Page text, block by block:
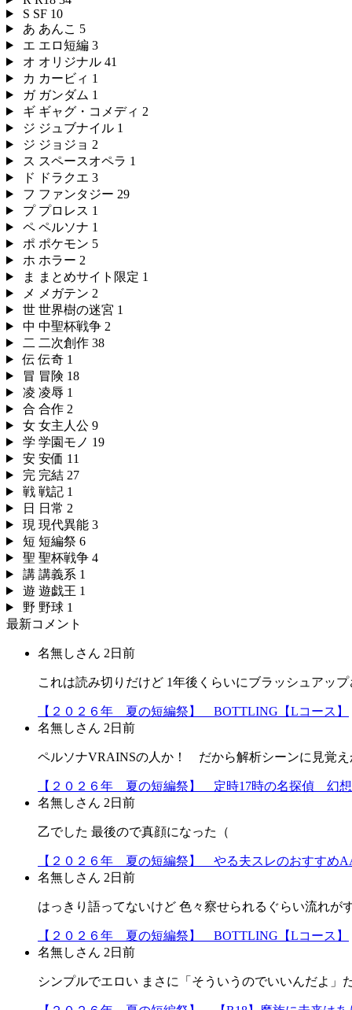
S SF 10
あ あんこ 5
エ エロ短編 3
オ オリジナル 41
カ カービィ 1
ガ ガンダム 1
ギ ギャグ・コメディ 2
ジ ジュブナイル 1
ジ ジョジョ 2
ス スペースオペラ 1
ド
ドラクエ 3
フ ファンタジー 29
プ プロレス 1
ペ ペルソナ 1
ポ ポケモン 5
ホ ホラー 2
ま
まとめサイト限定 1
メ
メガテン 2
世 世界樹の迷宮 1
中 中聖杯戦争 2
二 二次創作 38
伝伝奇 1
冒 冒険 18
凌 凌辱 1
合 合作 2
女 女主人公 9
学 学園モノ 19
安 安価 11
完 完結 27
戦 戦記 1
日
日常 2
現 現代異能 3
短 短編祭 6
聖 聖杯戦争 4
講 講義系 1
遊 遊戯王 1
野 野球 1
最新コメント
名無しさん 2日前
これは読み切りだけど 1年後くらいにブラッシュアッ
【２０２６年 夏の短編祭】 BOTTLING【Lコース】
名無しさん 2日前
ペルソナVRAINSの人か！ だから解析シーンに見覚
【２０２６年 夏の短編祭】 定時17時の名探偵 幻想
名無しさん 2日前
乙でした 最後ので真顔になった（
【２０２６年 夏の短編祭】 やる夫スレのおすすめ
名無しさん 2日前
はっきり語ってないけど 色々察せられるぐらい流れが
【２０２６年 夏の短編祭】 BOTTLING【Lコース】
名無しさん 2日前
シンプルでエロい まさに「そういうのでいいんだよ」